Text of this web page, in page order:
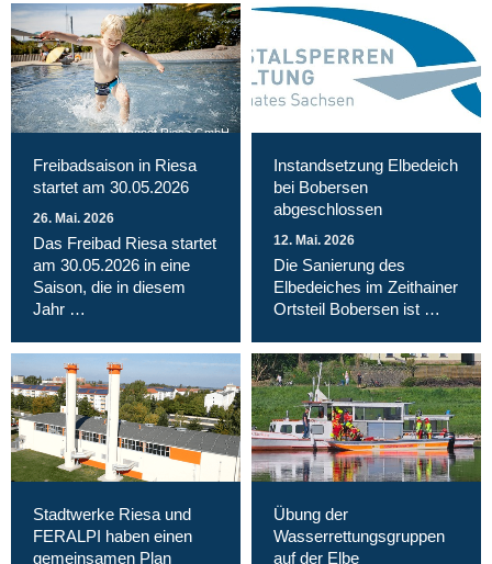
Magnet Riesa GmbH
Freibadsaison in Riesa
startet am 30.05.2026
26. Mai. 2026
Das Freibad Riesa startet
am 30.05.2026 in eine
Saison, die in diesem
Jahr …
Instandsetzung Elbedeich
bei Bobersen
abgeschlossen
12. Mai. 2026
Die Sanierung des
Elbedeiches im Zeithainer
Ortsteil Bobersen ist …
Stadtwerke Riesa und
FERALPI haben einen
gemeinsamen Plan
Übung der
Wasserrettungsgruppen
auf der Elbe